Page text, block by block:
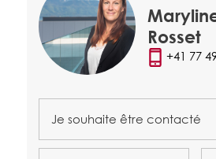
Rosset
+41 77